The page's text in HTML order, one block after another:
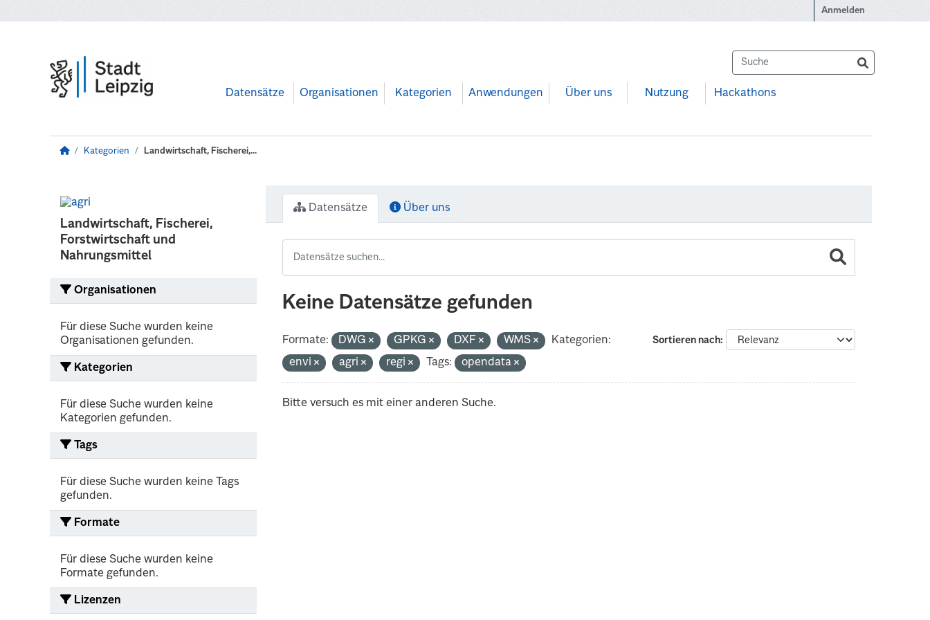
Anmelden
Datensätze Organisationen Kategorien Anwendungen Über uns Nutzung Hackathons
Kategorien Landwirtschaft, Fischerei,...
Landwirtschaft, Fischerei,
Forstwirtschaft und
Nahrungsmittel
Organisationen
Für diese Suche wurden keine
Organisationen gefunden.
Kategorien
Für diese Suche wurden keine
Kategorien gefunden.
Tags
Für diese Suche wurden keine Tags
gefunden.
Formate
Für diese Suche wurden keine
Formate gefunden.
Lizenzen
Datensätze Über uns
Keine Datensätze gefunden
Sortieren nach
Formate: DWG GPKG DXF WMS
Kategorien:
envi
agri regi Tags: opendata
Bitte versuch es mit einer anderen Suche.